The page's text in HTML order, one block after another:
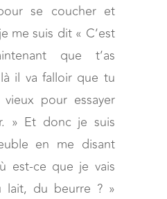
se coucher et
me suis dit « C’est
que t’as
il va falloir que tu
pour essayer
» Et donc je suis
en me disant
est-ce que je vais
lait, du beurre ? »